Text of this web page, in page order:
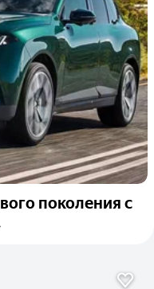
поколения с